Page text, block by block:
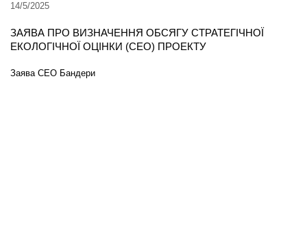
14/5/2025
ЗАЯВА ПРО ВИЗНАЧЕННЯ ОБСЯГУ СТРАТЕГІЧНОЇ
ЕКОЛОГІЧНОЇ ОЦІНКИ (СЕО) ПРОЕКТУ
Заява СЕО Бандери